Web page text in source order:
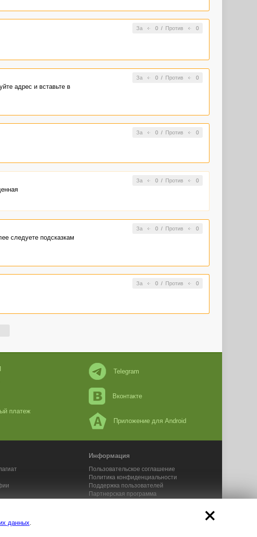
За 0/ Против 0
За 0/ Против 0
адрес и вставьте в
За 0/ Против 0
За 0/ Против 0
За 0/ Против 0
следуете подсказкам
За 0/ Против 0
платеж
Telegram
Вконтакте
Приложение для Android
Информация
Пользовательское соглашение
Политика конфиденциальности
Поддержка пользователей
Партнерская программа
данных